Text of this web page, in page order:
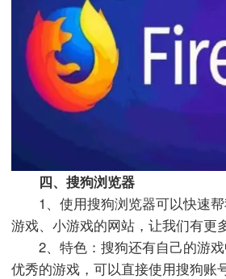
四、搜狗浏览器
1、使用搜狗浏览器可以快速帮
游戏、小游戏的网站，让我们有更
2、特色：搜狗还有自己的游戏
优秀的游戏，可以直接使用搜狗账